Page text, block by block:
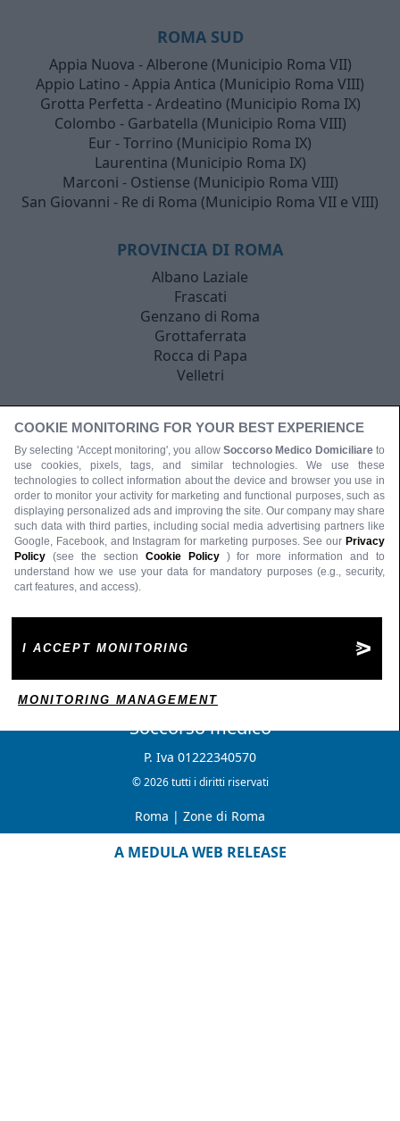
ROMA SUD
Appia Nuova - Alberone (Municipio Roma VII)
Appio Latino - Appia Antica (Municipio Roma VIII)
Grotta Perfetta - Ardeatino (Municipio Roma IX)
Colombo - Garbatella (Municipio Roma VIII)
Eur - Torrino (Municipio Roma IX)
Laurentina (Municipio Roma IX)
Marconi - Ostiense (Municipio Roma VIII)
San Giovanni - Re di Roma (Municipio Roma VII e VIII)
PROVINCIA DI ROMA
Albano Laziale
Frascati
Genzano di Roma
Grottaferrata
Rocca di Papa
Velletri
Soccorso medico
P. Iva 01222340570
© 2026 tutti i diritti riservati
Roma | Zone di Roma
A MEDULA WEB RELEASE
COOKIE MONITORING FOR YOUR BEST EXPERIENCE
By selecting 'Accept monitoring', you allow Soccorso Medico Domiciliare to
use cookies, pixels, tags, and similar technologies. We use these
technologies to collect information about the device and browser you use in
order to monitor your activity for marketing and functional purposes, such as
displaying personalized ads and improving the site. Our company may share
such data with third parties, including social media advertising partners like
Google, Facebook, and Instagram for marketing purposes. See our Privacy
Policy (see the section Cookie Policy
) for more information and to
understand how we use your data for mandatory purposes (e.g., security,
cart features, and access).
I ACCEPT MONITORING
MONITORING MANAGEMENT